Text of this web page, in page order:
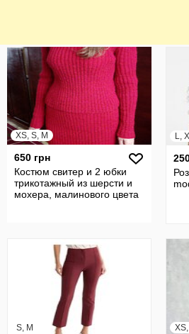
XS, S, M
650 грн
Костюм свитер и 2 юбки
трикотажный из шерсти и
мохера, малинового цвета
L,
S, M